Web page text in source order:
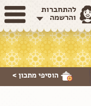
להתחברות
והרשמה
הוסיפי מתכון >